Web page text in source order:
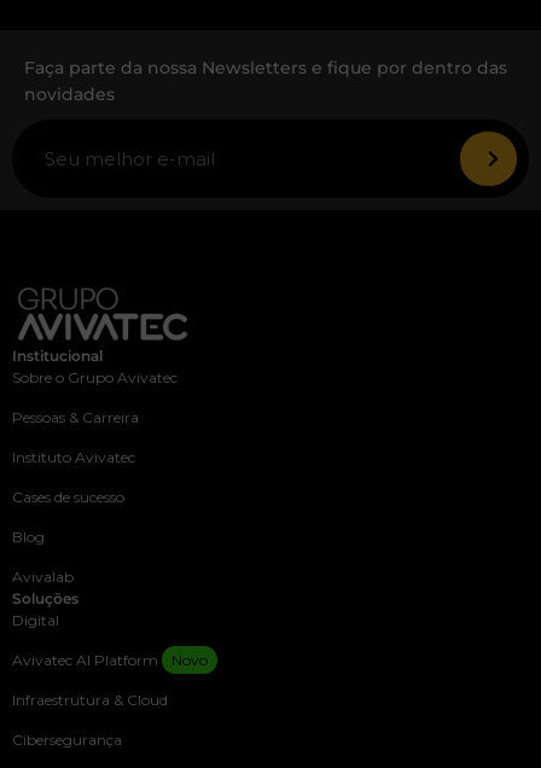
Faça parte da nossa Newsletters e fique por dentro das
novidades
Institucional
Sobre o Grupo Avivatec
Pessoas & Carreira
Instituto Avivatec
Cases de sucesso
Blog
Avivalab
Soluções
Digital
Avivatec AI Platform Novo
Infraestrutura & Cloud
Cibersegurança